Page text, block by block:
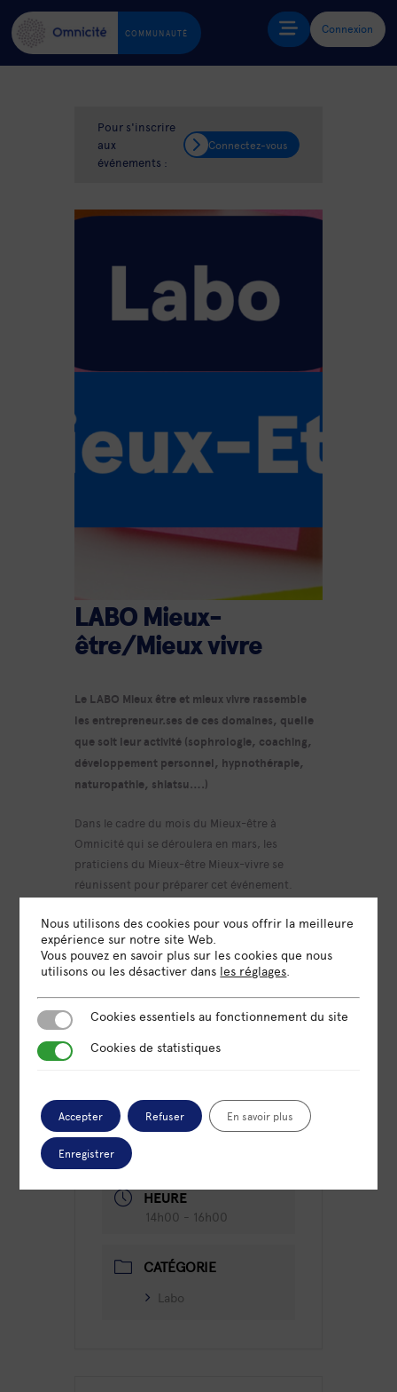
COMMUNAUTÉ Connexion
Pour s'inscrire
aux
événements :
Connectez-vous
LABO Mieux-
être/Mieux vivre
Le LABO Mieux être et mieux vivre rassemble
les entrepreneur.ses de ces domaines, quelle
que soit leur activité (sophrologie, coaching,
développement personnel, hypnothérapie,
naturopathie, shiatsu….)
Dans le cadre du mois du Mieux-être à
Omnicité qui se déroulera en mars, les
praticiens du Mieux-être Mieux-vivre se
réunissent pour préparer cet événement.
Pour se connecter, c’est ici :
meet.google.com/nqq-ziqo-rib
Si vous souhaitez participer, merci de penser à
vous inscrire en amont.
DATE
26 Jan 2023
HEURE
14h00 - 16h00
CATÉGORIE
Labo
Nous utilisons des cookies pour vous offrir la meilleure
expérience sur notre site Web.
Vous pouvez en savoir plus sur les cookies que nous
utilisons ou les désactiver dans les réglages.
Cookies essentiels au fonctionnement du site
Cookies essentiels au fonctionnement du site
Cookies de statistiques
Cookies de statistiques
Accepter Refuser En savoir plus
Enregistrer